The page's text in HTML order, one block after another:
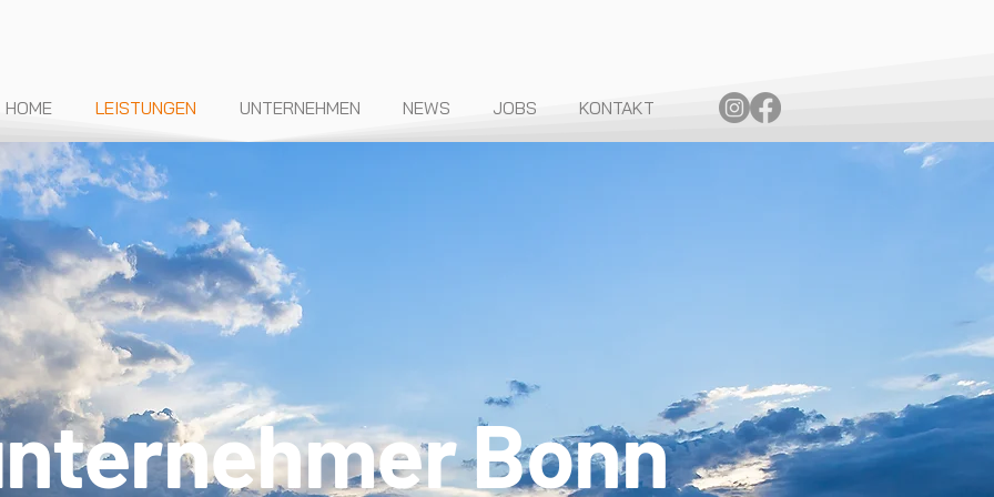
HOME LEISTUNGEN UNTERNEHMEN NEWS JOBS KONTAKT
Bonn